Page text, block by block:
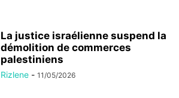
La justice israélienne suspend la
démolition de commerces
palestiniens
Rizlene - 11/05/2026